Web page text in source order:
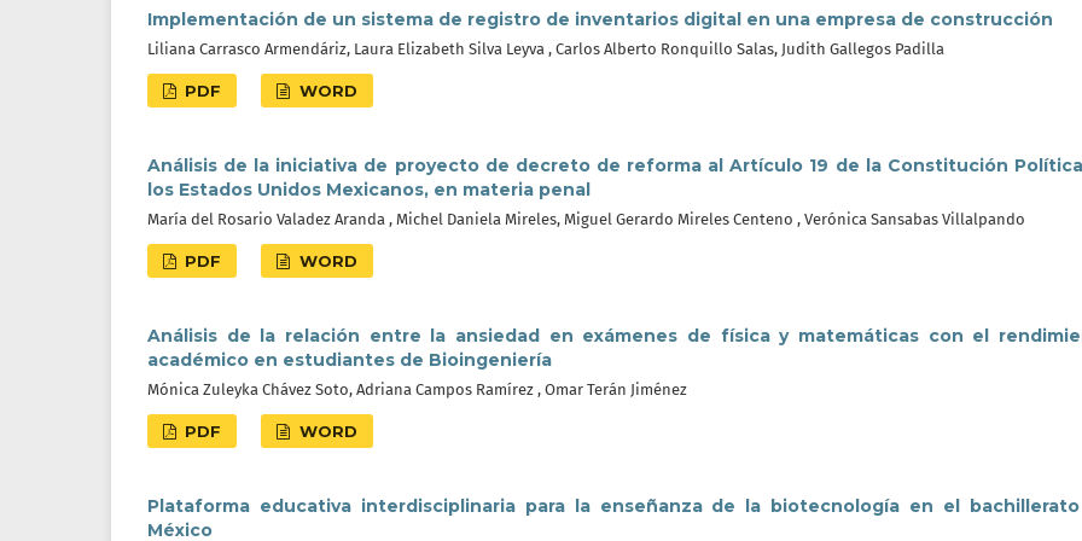
Implementación de un sistema de registro de inventarios digital en una empresa de construcción
Liliana Carrasco Armendáriz, Laura Elizabeth Silva Leyva , Carlos Alberto Ronquillo Salas, Judith Gallegos Padilla
PDF WORD
Análisis de la iniciativa de proyecto de decreto de reforma al Artículo 19 de la Constitución
los Estados Unidos Mexicanos, en materia penal
María del Rosario Valadez Aranda , Michel Daniela Mireles, Miguel Gerardo Mireles Centeno , Verónica Sansabas Villalpando
PDF WORD
Análisis de la relación entre la ansiedad en exámenes de física y matemáticas con el
académico en estudiantes de Bioingeniería
Mónica Zuleyka Chávez Soto, Adriana Campos Ramírez , Omar Terán Jiménez
PDF WORD
Plataforma educativa interdisciplinaria para la enseñanza de la biotecnología en el
México